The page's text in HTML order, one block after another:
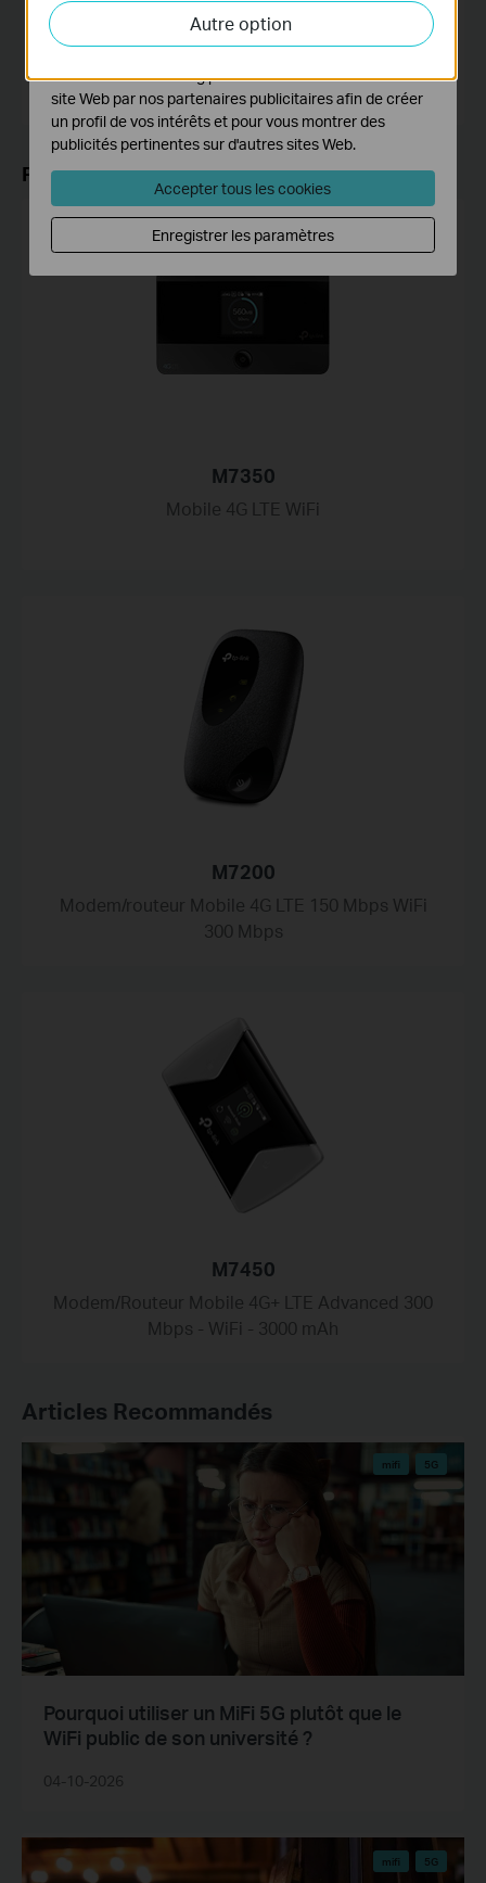
MP
Produits associés
M7350
Mobile 4G LTE WiFi
M7200
Modem/routeur Mobile 4G LTE 150 Mbps WiFi
300 Mbps
M7450
Modem/Routeur Mobile 4G+ LTE Advanced 300
Mbps - WiFi - 3000 mAh
Articles Recommandés
mifi 5G
Pourquoi utiliser un MiFi 5G plutôt que le
WiFi public de son université ?
04-10-2026
mifi 5G
Autre option
activités sur notre site Web pour améliorer et ajuster les
fonctionnalités de notre site Web.
Les cookies marketing peuvent être définis via notre
site Web par nos partenaires publicitaires afin de créer
un profil de vos intérêts et pour vous montrer des
publicités pertinentes sur d'autres sites Web.
Accepter tous les cookies
Enregistrer les paramètres